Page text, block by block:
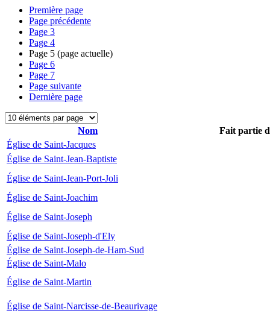
Première page
Page précédente
Page 3
Page 4
Page 5 (page actuelle)
Page 6
Page 7
Page suivante
Dernière page
Nom
Fait partie
Église de Saint-Jacques
Église de Saint-Jean-Baptiste
Église de Saint-Jean-Port-Joli
Église de Saint-Joachim
Église de Saint-Joseph
Église de Saint-Joseph-d'Ely
Église de Saint-Joseph-de-Ham-Sud
Église de Saint-Malo
Église de Saint-Martin
Église de Saint-Narcisse-de-Beaurivage